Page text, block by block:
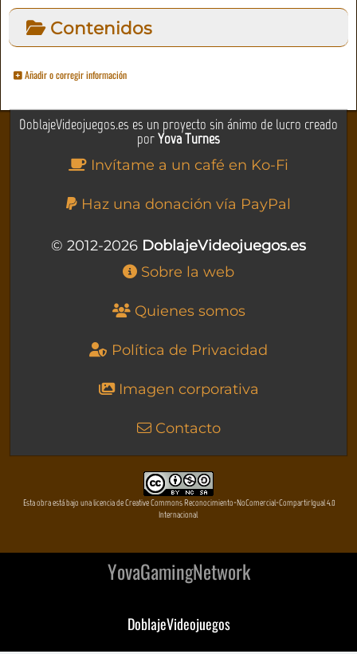
Contenidos
Añadir o corregir información
DoblajeVideojuegos.es es un proyecto sin ánimo de lucro creado
porYova Turnes
Invítame a un café en Ko-Fi
Haz una donación vía PayPal
© 2012-2026 DoblajeVideojuegos.es
Sobre la web
Quienes somos
Política de Privacidad
Imagen corporativa
Contacto
Esta obra está bajo una licencia de Creative Commons Reconocimiento-NoComercial-CompartirIgual 4.0
Internacional
YovaGamingNetwork
DoblajeVideojuegos